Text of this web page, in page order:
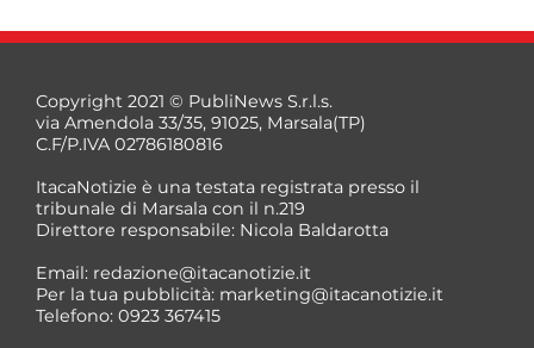
Copyright 2021 © PubliNews S.r.l.s.
via Amendola 33/35, 91025, Marsala(TP)
C.F/P.IVA 02786180816
ItacaNotizie è una testata registrata presso il
tribunale di Marsala con il n.219
Direttore responsabile: Nicola Baldarotta
Email: redazione@itacanotizie.it
Per la tua pubblicità: marketing@itacanotizie.it
Telefono: 0923 367415